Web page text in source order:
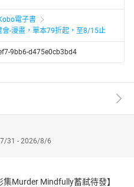
電子書
-漫畫，單本79折起，至8/15止
9bb6-d475e0cb3bd4
31 - 2026/8/6
Murder Mindfully蓄弒待發】